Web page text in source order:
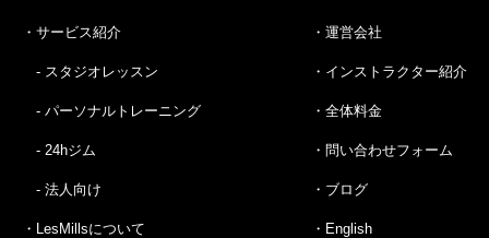
・サービス紹介
- スタジオレッスン
- パーソナルトレーニング
- 24hジム
- 法人向け
・LesMillsについて
・運営会社
・インストラクター紹介
・全体料金
・問い合わせフォーム
・ブログ
・English